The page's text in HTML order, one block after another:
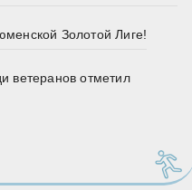
Золотой Лиге!
ветеранов отметил